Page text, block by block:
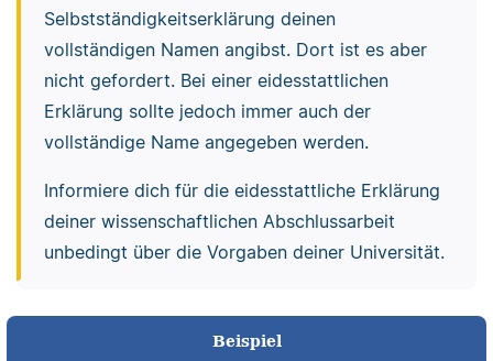
Selbstständigkeitserklärung deinen
vollständigen Namen angibst. Dort ist es aber
nicht gefordert. Bei einer eidesstattlichen
Erklärung sollte jedoch immer auch der
vollständige Name angegeben werden.
Informiere dich für die eidesstattliche Erklärung
deiner wissenschaftlichen Abschlussarbeit
unbedingt über die Vorgaben deiner Universität.
Beispiel